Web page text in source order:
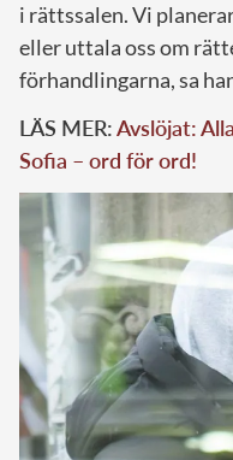
i rättssalen. Vi
eller uttala oss om
förhandlingarna, sa
LÄS MER:Avslöjat:
Sofia – ord för ord!